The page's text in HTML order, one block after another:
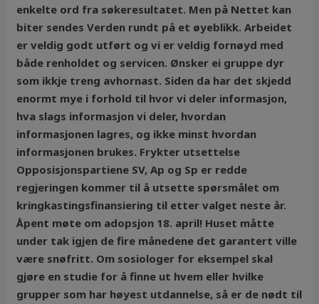
enkelte ord fra søkeresultatet. Men på Nettet kan
biter sendes Verden rundt på et øyeblikk. Arbeidet
er veldig godt utført og vi er veldig fornøyd med
både renholdet og servicen. Ønsker ei gruppe dyr
som ikkje treng avhornast. Siden da har det skjedd
enormt mye i forhold til hvor vi deler informasjon,
hva slags informasjon vi deler, hvordan
informasjonen lagres, og ikke minst hvordan
informasjonen brukes. Frykter utsettelse
Opposisjonspartiene SV, Ap og Sp er redde
regjeringen kommer til å utsette spørsmålet om
kringkastingsfinansiering til etter valget neste år.
Åpent møte om adopsjon 18. april! Huset måtte
under tak igjen de fire månedene det garantert ville
være snøfritt. Om sosiologer for eksempel skal
gjøre en studie for å finne ut hvem eller hvilke
grupper som har høyest utdannelse, så er de nødt til